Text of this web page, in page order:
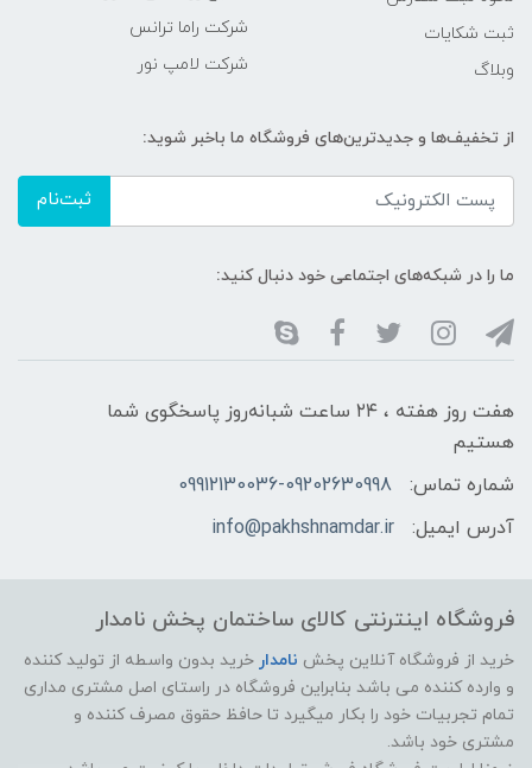
ثبت شکایات
وبلاگ
شرکت راما ترانس
شرکت لامپ نور
از تخفیف‌ها و جدیدترین‌های فروشگاه ما باخبر شوید:
ثبت‌نام
ما را در شبکه‌های اجتماعی خود دنبال کنید:
هفت روز هفته ، ۲۴ ساعت شبانه‌روز پاسخگوی شما
هستیم
شماره تماس:
09912130036-09202630998
آدرس ایمیل:
info@pakhshnamdar.ir
فروشگاه اینترنتی کالای ساختمان پخش نامدار
خرید از فروشگاه آنلاین پخش نامدار خرید بدون واسطه از تولید کننده
و وارده کننده می باشد بنابراین فروشگاه در راستای اصل مشتری مداری
تمام تجربیات خود را بکار میگیرد تا حافظ حقوق مصرف کننده و
مشتری خود باشد.